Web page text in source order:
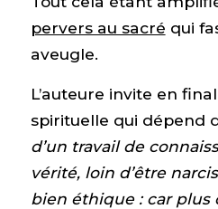
pervers au sacré qui
aveugle.
L’auteure invite en
spirituelle qui dépend
d’un travail de
vérité, loin d’être
bien éthique : car plus